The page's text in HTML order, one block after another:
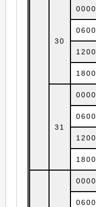
30
0000
0600
1200
1800
31
0000
0600
1200
1800
0000
0600